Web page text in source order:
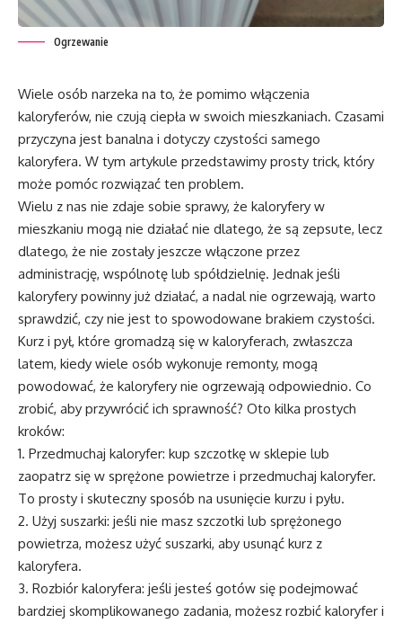
Ogrzewanie
Wiele osób narzeka na to, że pomimo włączenia
kaloryferów, nie czują ciepła w swoich mieszkaniach. Czasami
przyczyna jest banalna i dotyczy czystości samego
kaloryfera. W tym artykule przedstawimy prosty trick, który
może pomóc rozwiązać ten problem.
Wielu z nas nie zdaje sobie sprawy, że kaloryfery w
mieszkaniu mogą nie działać nie dlatego, że są zepsute, lecz
dlatego, że nie zostały jeszcze włączone przez
administrację, wspólnotę lub spółdzielnię. Jednak jeśli
kaloryfery powinny już działać, a nadal nie ogrzewają, warto
sprawdzić, czy nie jest to spowodowane brakiem czystości.
Kurz i pył, które gromadzą się w kaloryferach, zwłaszcza
latem, kiedy wiele osób wykonuje remonty, mogą
powodować, że kaloryfery nie ogrzewają odpowiednio. Co
zrobić, aby przywrócić ich sprawność? Oto kilka prostych
kroków:
1. Przedmuchaj kaloryfer: kup szczotkę w sklepie lub
zaopatrz się w sprężone powietrze i przedmuchaj kaloryfer.
To prosty i skuteczny sposób na usunięcie kurzu i pyłu.
2. Użyj suszarki: jeśli nie masz szczotki lub sprężonego
powietrza, możesz użyć suszarki, aby usunąć kurz z
kaloryfera.
3. Rozbiór kaloryfera: jeśli jesteś gotów się podejmować
bardziej skomplikowanego zadania, możesz rozbić kaloryfer i